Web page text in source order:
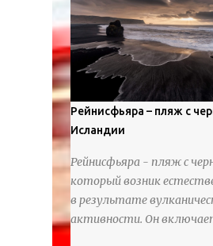
крошечные количества
закрепления отдельных
используя ножи и
текстурирования, чтобы
вылепить каждую
https://calvinnicholls.com/
Рейнисфьяра – пляж с
Исландии
Рейнисфьяра - пляж с
который возник
в результате
активности. Он
массивные базальтовые